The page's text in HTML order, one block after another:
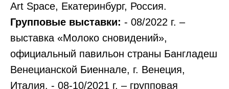
Art Space, Екатеринбург, Россия.
Групповые выставки: - 08/2022 г. –
выставка «Молоко сновидений»,
официальный павильон страны Бангладеш
Венецианской Биеннале, г. Венеция,
Италия. - 08-10/2021 г. – групповая